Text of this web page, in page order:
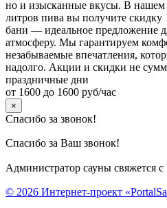
но и изысканные вкусы. В нашем
литров пива вы получите скидку
бани — идеальное предложение
атмосферу. Мы гарантируем
незабываемые впечатления,
надолго. Акции и скидки не
праздничные дни
от 1600 до 1600 руб/час
×
Спасибо за звонок!
Спасибо за Ваш звонок!
Администратор сауны свяжется
© 2026 Интернет-проект